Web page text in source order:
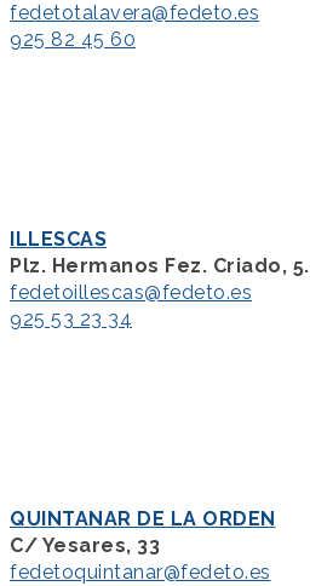
fedetotalavera@fedeto.es
925 82 45 60
ILLESCAS
Plz. Hermanos Fez. Criado, 5.
fedetoillescas@fedeto.es
925 53 23 34
QUINTANAR DE LA ORDEN
C/ Yesares, 33
fedetoquintanar@fedeto.es